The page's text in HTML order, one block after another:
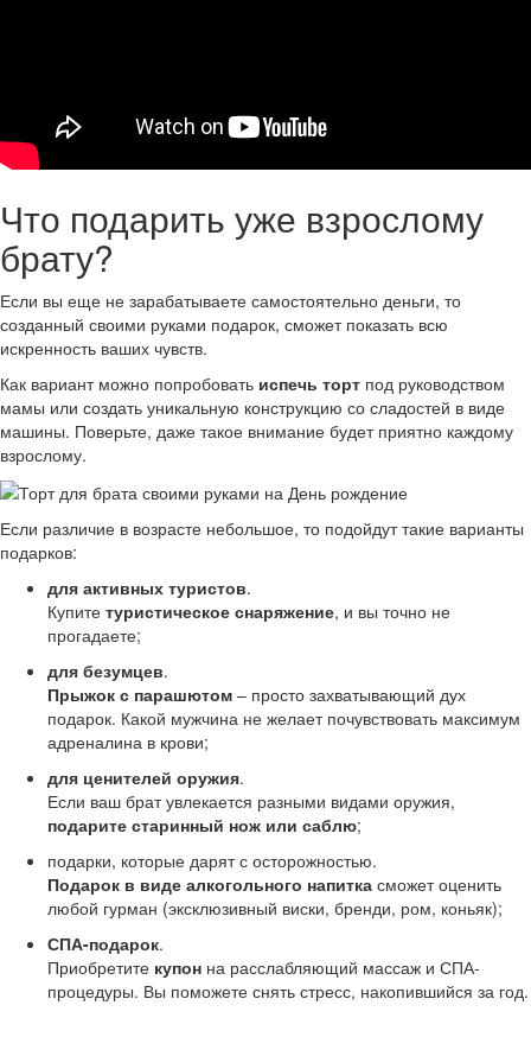
Что подарить уже взрослому
брату?
Если вы еще не зарабатываете самостоятельно деньги, то
созданный своими руками подарок, сможет показать всю
искренность ваших чувств.
Как вариант можно попробовать испечь торт под руководством
мамы или создать уникальную конструкцию со сладостей в виде
машины. Поверьте, даже такое внимание будет приятно каждому
взрослому.
Если различие в возрасте небольшое, то подойдут такие варианты
подарков:
для активных туристов.
Купите туристическое снаряжение, и вы точно не
прогадаете;
для безумцев.
Прыжок с парашютом – просто захватывающий дух
подарок. Какой мужчина не желает почувствовать максимум
адреналина в крови;
для ценителей оружия.
Если ваш брат увлекается разными видами оружия,
подарите старинный нож или саблю;
подарки, которые дарят с осторожностью.
Подарок в виде алкогольного напитка сможет оценить
любой гурман (эксклюзивный виски, бренди, ром, коньяк);
СПА-подарок.
Приобретите купон на расслабляющий массаж и СПА-
процедуры. Вы поможете снять стресс, накопившийся за год.